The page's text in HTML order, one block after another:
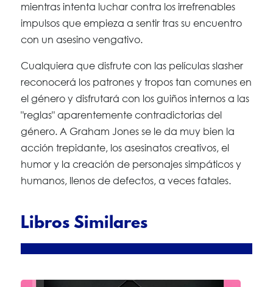
mientras intenta luchar contra los irrefrenables
impulsos que empieza a sentir tras su encuentro
con un asesino vengativo.
Cualquiera que disfrute con las películas slasher
reconocerá los patrones y tropos tan comunes en
el género y disfrutará con los guiños internos a las
"reglas" aparentemente contradictorias del
género. A Graham Jones se le da muy bien la
acción trepidante, los asesinatos creativos, el
humor y la creación de personajes simpáticos y
humanos, llenos de defectos, a veces fatales.
Libros Similares